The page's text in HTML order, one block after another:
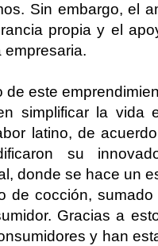
Sin embargo, el
propia y el
empresaria.
de este
simplificar la
latino, de
su
donde se hace un
de cocción,
Gracias a
y han